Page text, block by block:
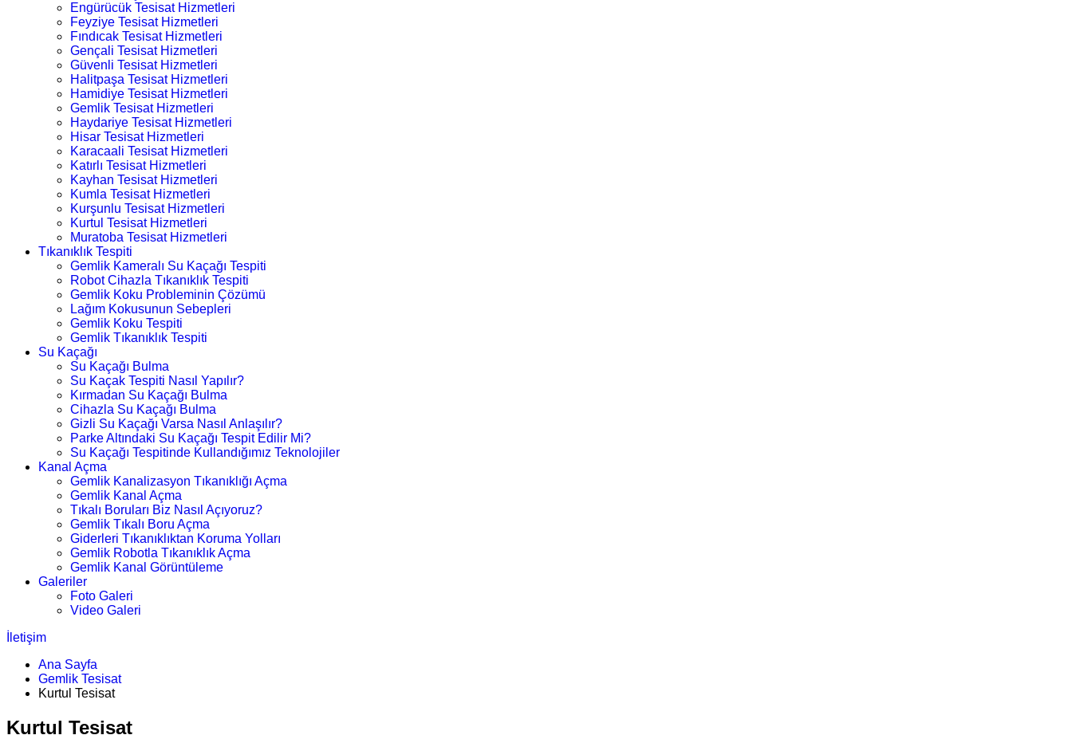
Engürücük Tesisat Hizmetleri
Feyziye Tesisat Hizmetleri
Fındıcak Tesisat Hizmetleri
Gençali Tesisat Hizmetleri
Güvenli Tesisat Hizmetleri
Halitpaşa Tesisat Hizmetleri
Hamidiye Tesisat Hizmetleri
Gemlik Tesisat Hizmetleri
Haydariye Tesisat Hizmetleri
Hisar Tesisat Hizmetleri
Karacaali Tesisat Hizmetleri
Katırlı Tesisat Hizmetleri
Kayhan Tesisat Hizmetleri
Kumla Tesisat Hizmetleri
Kurşunlu Tesisat Hizmetleri
Kurtul Tesisat Hizmetleri
Muratoba Tesisat Hizmetleri
Tıkanıklık Tespiti
Gemlik Kameralı Su Kaçağı Tespiti
Robot Cihazla Tıkanıklık Tespiti
Gemlik Koku Probleminin Çözümü
Lağım Kokusunun Sebepleri
Gemlik Koku Tespiti
Gemlik Tıkanıklık Tespiti
Su Kaçağı
Su Kaçağı Bulma
Su Kaçak Tespiti Nasıl Yapılır?
Kırmadan Su Kaçağı Bulma
Cihazla Su Kaçağı Bulma
Gizli Su Kaçağı Varsa Nasıl Anlaşılır?
Parke Altındaki Su Kaçağı Tespit Edilir Mi?
Su Kaçağı Tespitinde Kullandığımız Teknolojiler
Kanal Açma
Gemlik Kanalizasyon Tıkanıklığı Açma
Gemlik Kanal Açma
Tıkalı Boruları Biz Nasıl Açıyoruz?
Gemlik Tıkalı Boru Açma
Giderleri Tıkanıklıktan Koruma Yolları
Gemlik Robotla Tıkanıklık Açma
Gemlik Kanal Görüntüleme
Galeriler
Foto Galeri
Video Galeri
İletişim
Ana Sayfa
Gemlik Tesisat
Kurtul Tesisat
Kurtul Tesisat